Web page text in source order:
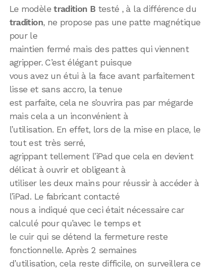
Le modèletradition Btesté , à la différence du
tradition, ne propose pas une patte magnétique
pour le
maintien fermé mais des pattes qui viennent
agripper. C’est élégant puisque
vous avez un étui à la face avant parfaitement
lisse et sans accro, la tenue
est parfaite, cela ne s’ouvrira pas par mégarde
mais cela a un inconvénient à
l’utilisation. En effet, lors de la mise en place, le
tout est très serré,
agrippant tellement l’iPad que cela en devient
délicat à ouvrir et obligeant à
utiliser les deux mains pour réussir à accéder à
l’iPad. Le fabricant contacté
nous a indiqué que ceci était nécessaire car
calculé pour qu’avec le temps et
le cuir qui se détend la fermeture reste
fonctionnelle. Après 2 semaines
d’utilisation, cela reste difficile, on surveillera ce